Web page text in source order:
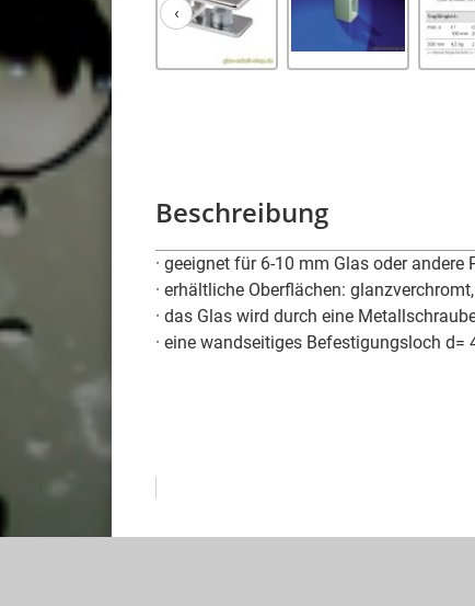
‹
Zurück
Beschreibung
· geeignet für 6-10 mm Glas oder andere
· erhältliche Oberflächen:
· das Glas wird durch eine
· eine wandseitiges Befestigungsloch